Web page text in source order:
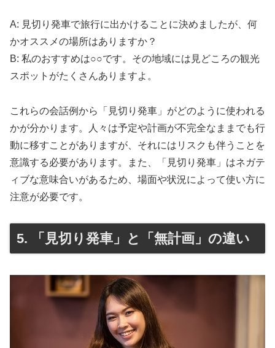
A: 見切り発車で旅行に出かけることに決めましたが、何
かオススメの場所はありますか？
B: 私のおすすめは○○です。その地域には見どころの観光
スポットがたくさんありますよ。
これらの会話例から「見切り発車」がどのように使われる
かが分かります。人々は予定や計画が不完全なままでも行
動に移すことがありますが、それにはリスクも伴うことを
意識する必要があります。また、「見切り発車」はネガテ
ィブな意味合いがあるため、場面や状況によって使い方に
注意が必要です。
5. 「見切り発車」と「無計画」の違い